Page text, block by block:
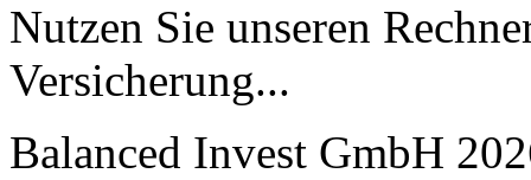
Nutzen Sie unseren
Versicherung...
Balanced Invest GmbH